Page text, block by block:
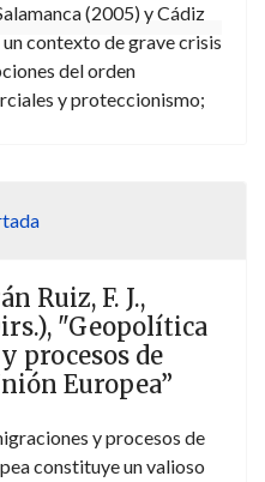
(2005) y Cádiz
contexto de grave crisis
del orden
y proteccionismo;
a una nueva reflexión
Ruiz, F. J.,
"Geopolítica
procesos de
Europea”
y procesos de
constituye un valioso